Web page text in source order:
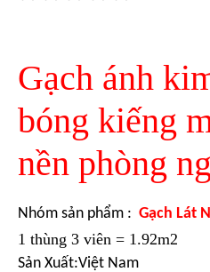
Gạch ánh
bóng kiếng
nền phòng
Nhóm sản phẩm : Gạch Lát
1 thùng 3 viên = 1.92m2
Sản Xuất:Việt Nam